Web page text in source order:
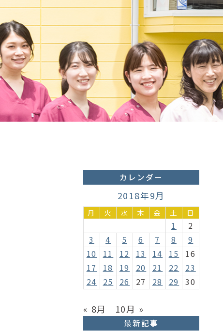
カレンダー
2018年9月
月 火 水 木 金 土 日
1
2
3
4 5 6 7 8
9
10
11 12 13 14 15
16
17
18 19 20 21 22
23
24
25 26 27 28 29 30
« 8月 10月 »
最新記事